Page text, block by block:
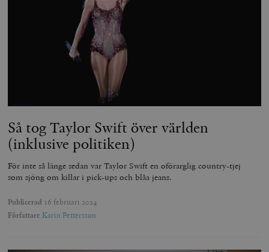
Så tog Taylor Swift över världen
(inklusive politiken)
För inte så länge sedan var Taylor Swift en oförarglig country-tjej
som sjöng om killar i pick-ups och blåa jeans.
Publicerad 16 februari 2024
Författare Karin Pettersson